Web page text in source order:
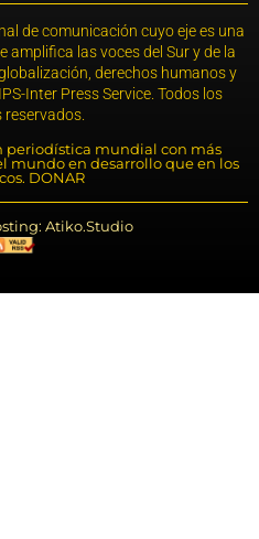
de comunicación cuyo eje es una
amplifica las voces del Sur y de la
derechos humanos y
Inter Press Service. Todos los
reservados.
periodística mundial con más
mundo en desarrollo que en los
DONAR
Atiko.Studio